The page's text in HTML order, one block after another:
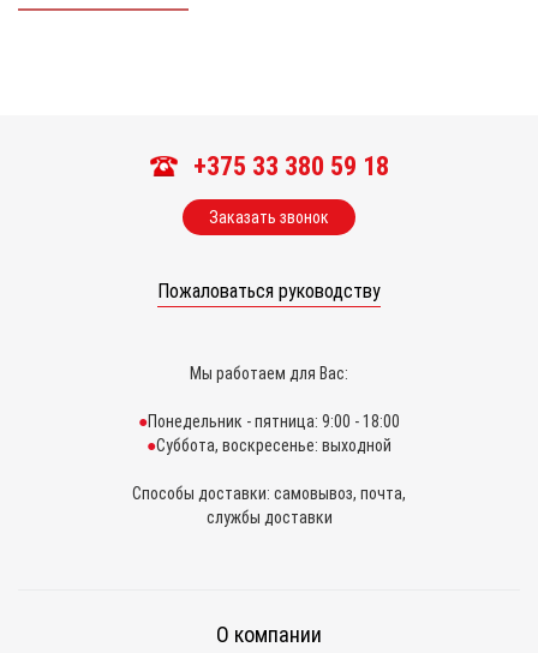
+375 33 380 59 18
Заказать звонок
Пожаловаться руководству
Мы работаем для Вас:
Понедельник - пятница: 9:00 - 18:00
Суббота, воскресенье: выходной
Способы доставки: самовывоз, почта,
службы доставки
О компании